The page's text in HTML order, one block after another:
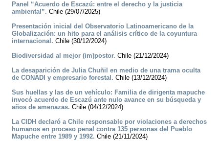
Panel “Acuerdo de Escazú: entre el derecho y la justicia
ambiental”. Chile (29/07/2025)
Presentación inicial del Observatorio Latinoamericano de la
Globalización: un hito para el análisis crítico de la coyuntura
internacional. Chile (30/12/2024)
Biodiversidad al mejor (im)postor. Chile (21/12/2024)
La desaparición de Julia Chuñil en medio de una trama oculta
de CONADI y empresario forestal. Chile (13/12/2024)
Sus huellas y las de un vehículo: Familia de dirigenta mapuche
invocó acuerdo de Escazú ante nulo avance en su búsqueda y
años de amenazas. Chile (04/12/2024)
La CIDH declaró a Chile responsable por violaciones a derechos
humanos en proceso penal contra 135 personas del Pueblo
Mapuche entre 1989 y 1992. Chile (21/11/2024)